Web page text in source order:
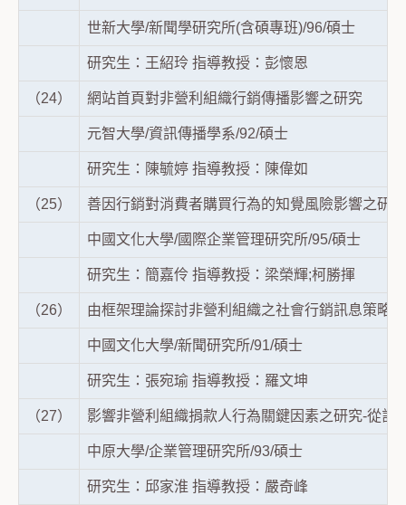
世新大學/新聞學研究所(含碩專班)/96/碩士
研究生：王紹玲 指導教授：彭懷恩
（24） 網站首頁對非營利組織行銷傳播影響之研究
元智大學/資訊傳播學系/92/碩士
研究生：陳毓婷 指導教授：陳偉如
（25） 善因行銷對消費者購買行為的知覺風險影響之研究
中國文化大學/國際企業管理研究所/95/碩士
研究生：簡嘉伶 指導教授：梁榮輝;柯勝揮
（26） 由框架理論探討非營利組織之社會行銷訊息策略
中國文化大學/新聞研究所/91/碩士
研究生：張宛瑜 指導教授：羅文坤
（27） 影響非營利組織捐款人行為關鍵因素之研究-從計
中原大學/企業管理研究所/93/碩士
研究生：邱家淮 指導教授：嚴奇峰